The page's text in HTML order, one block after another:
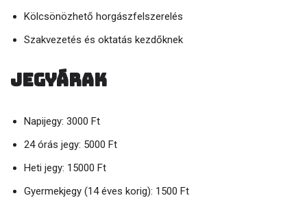
Kölcsönözhető horgászfelszerelés
Szakvezetés és oktatás kezdőknek
Jegyárak
Napijegy: 3000 Ft
24 órás jegy: 5000 Ft
Heti jegy: 15000 Ft
Gyermekjegy (14 éves korig): 1500 Ft